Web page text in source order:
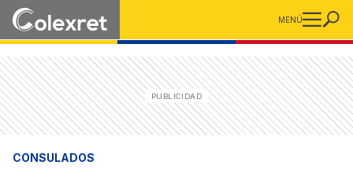
MENÚ
CONSULADOS